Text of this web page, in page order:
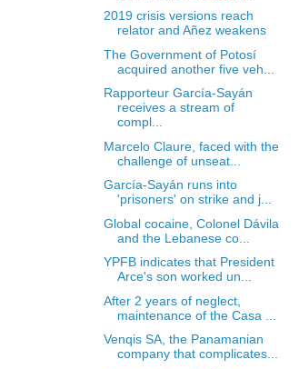
2019 crisis versions reach
relator and Añez weakens
The Government of Potosí
acquired another five veh...
Rapporteur García-Sayán
receives a stream of
compl...
Marcelo Claure, faced with the
challenge of unseat...
García-Sayán runs into
'prisoners' on strike and j...
Global cocaine, Colonel Dávila
and the Lebanese co...
YPFB indicates that President
Arce's son worked un...
After 2 years of neglect,
maintenance of the Casa ...
Venqis SA, the Panamanian
company that complicates...